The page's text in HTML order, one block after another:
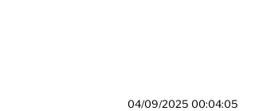
04/09/2025 00:04:05